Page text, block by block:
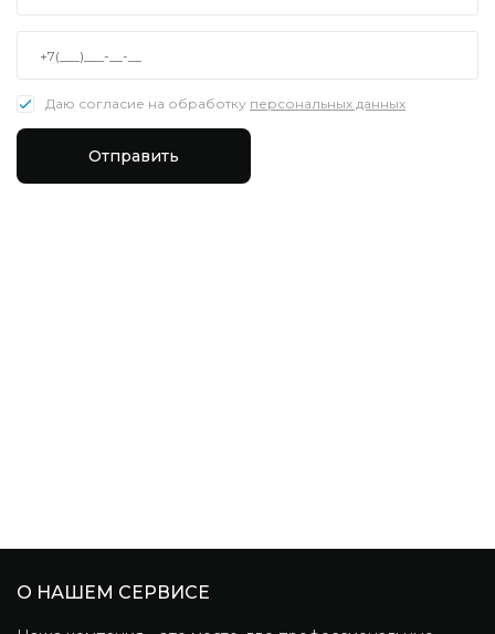
Даю согласие на обработку персональных данных
Отправить
О НАШЕМ СЕРВИСЕ